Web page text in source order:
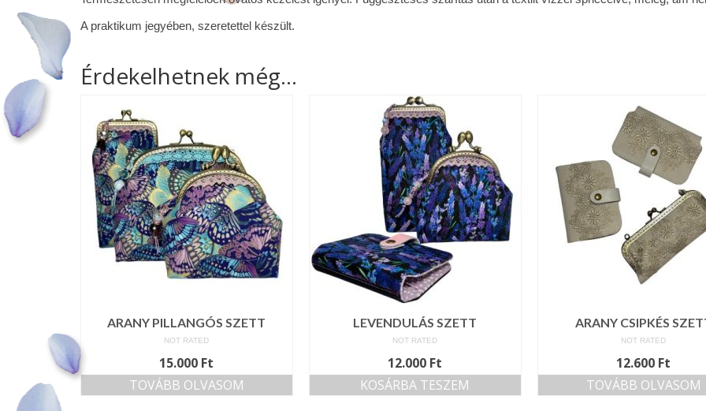
A praktikum jegyében, szeretettel készült.
Érdekelhetnek még…
ARANY PILLANGÓS SZETT
NOT RATED
15.000 Ft
TOVÁBB OLVASOM
LEVENDULÁS SZETT
NOT RATED
12.000 Ft
KOSÁRBA TESZEM
ARANY CSIPKÉS
NOT RATED
12.600 Ft
TOVÁBB OLVASOM